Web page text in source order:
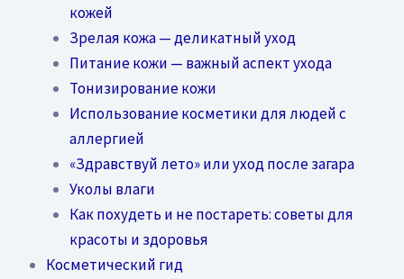
кожей
Зрелая кожа — деликатный уход
Питание кожи — важный аспект ухода
Тонизирование кожи
Использование косметики для людей с
аллергией
«Здравствуй лето» или уход после загара
Уколы влаги
Как похудеть и не постареть: советы для
красоты и здоровья
Косметический гид